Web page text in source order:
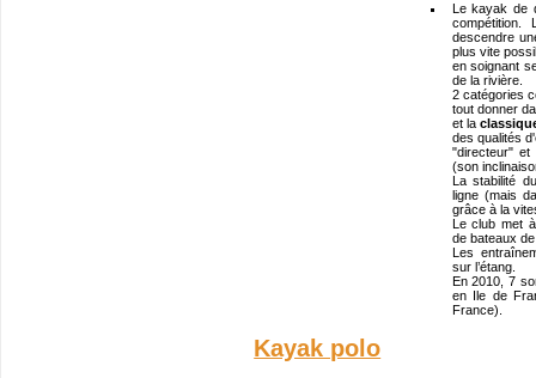
Le kayak de
descendre
plus vite
en soignant
de la rivière.
2 catégories
tout donner
et la
des qualités
"directeur"
(son
La stabilité
ligne (mais
grâce à la
Le club met
de bateaux
Les
sur l’étang.
En 2010, 7
en Ile de
France).
Kayak polo